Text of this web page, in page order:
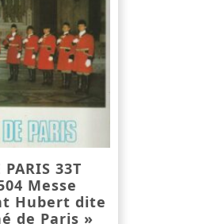
PARIS 33T
Messe
Hubert dite
de Paris »